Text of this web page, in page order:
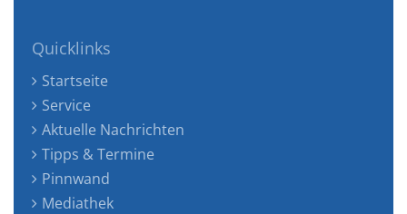
Quicklinks
Startseite
Service
Aktuelle Nachrichten
Tipps & Termine
Pinnwand
Mediathek